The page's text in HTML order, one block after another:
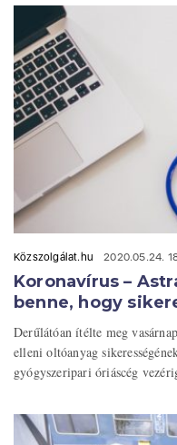
Közszolgálat.hu 2020.05.24.
Koronavírus –
benne, hogy
Derűlátóan ítélte meg
elleni oltóanyag
gyógyszeripari óriáscég